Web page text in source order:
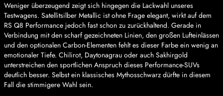
Weniger überzeugend zeigt sich hingegen die Lackwahl unseres
Testwagens. Satellitsilber Metallic ist ohne Frage elegant, wirkt auf dem
RS Q8 Performance jedoch fast schon zu zurückhaltend. Gerade in
Verbindung mit den scharf gezeichneten Linien, den großen Lufteinlässen
und den optionalen Carbon-Elementen fehlt es dieser Farbe ein wenig an
emotionaler Tiefe. Chilirot, Daytonagrau oder auch Sakhirgold
unterstreichen den sportlichen Anspruch dieses Performance-SUVs
deutlich besser. Selbst ein klassisches Mythosschwarz dürfte in diesem
Fall die stimmigere Wahl sein.